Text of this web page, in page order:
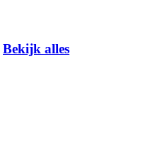
Bekijk alles